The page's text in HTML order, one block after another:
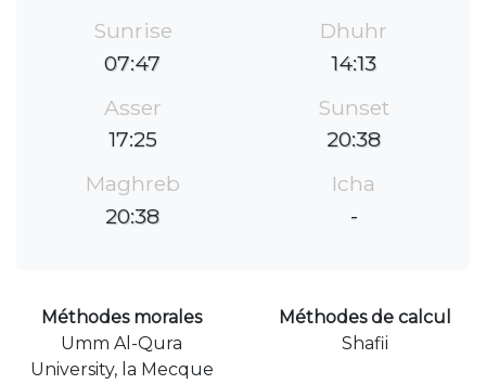
Sunrise
07:47
Dhuhr
14:13
Asser
17:25
Sunset
20:38
Maghreb
20:38
Icha
-
Méthodes morales
Umm Al-Qura
University, la Mecque
Méthodes de calcul
Shafii